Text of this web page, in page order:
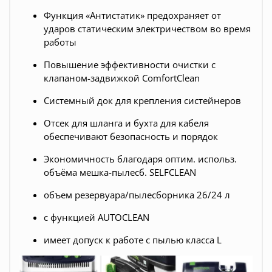
Функция «Антистатик» предохраняет от
ударов статическим электричеством во время
работы
Повышение эффективности очистки с
клапаном-задвижкой ComfortClean
Системный док для крепления систейнеров
Отсек для шланга и бухта для кабеля
обеспечивают безопасность и порядок
Экономичность благодаря оптим. использ.
объёма мешка-пылесб. SELFCLEAN
объем резервуара/пылесборника 26/24 л
с функцией AUTOCLEAN
имеет допуск к работе с пылью класса L